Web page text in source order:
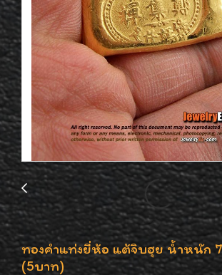
ทองคำแท่งยี่ห้อ แต้จิบฮุย น้ำหนัก
(5บาท)